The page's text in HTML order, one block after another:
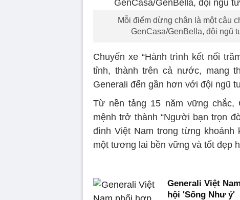
Mỗi điểm dừng chân là một câu
GenCasa/GenBella, đội ngũ
Chuyến xe “Hành trình kết nối
tỉnh, thành trên cả nước, mang
Generali đến gần hơn với đội ngũ
Từ nền tảng 15 năm vững chắc,
mệnh trở thành “Người bạn trọn
đình Việt Nam trong từng
một tương lai bền vững và tốt đẹp
Generali Việt
hội 'Sống Như ý'